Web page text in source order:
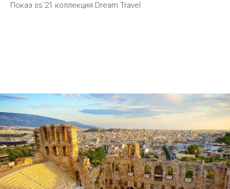
Показ ss`21 коллекция Dream Travel